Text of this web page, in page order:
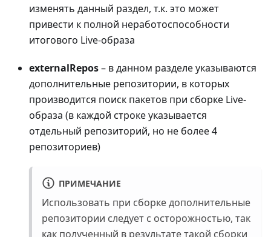
изменять данный раздел, т.к. это может
привести к полной неработоспособности
итогового Live-образа
externalRepos– в данном разделе указываются
дополнительные репозитории, в которых
производится поиск пакетов при сборке Live-
образа (в каждой строке указывается
отдельный репозиторий, но не более 4
репозиториев)
ПРИМЕЧАНИЕ
Использовать при сборке дополнительные
репозитории следует с осторожностью, так
как полученный в результате такой сборки